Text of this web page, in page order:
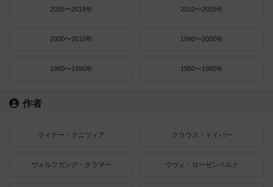
2016〜2018年 2010〜2015年
2000〜2010年 1990〜2000年
1980〜1990年 1950〜1980年
作者
ライナー・クニツィア クラウス・トイバー
ヴォルフガング・クラマー ウヴェ・ローゼンベルク